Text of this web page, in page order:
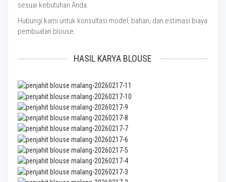
sesuai kebutuhan Anda.
Hubungi kami untuk konsultasi model, bahan, dan estimasi biaya
pembuatan blouse.
HASIL KARYA BLOUSE